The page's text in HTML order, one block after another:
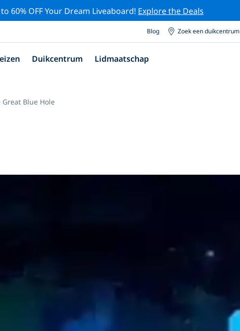
60% OFF Your Dream Liveaboard! Explore the Deals
Blog Zoek een duikcentrum
Duikcentrum Lidmaatschap
Great Blue Hole